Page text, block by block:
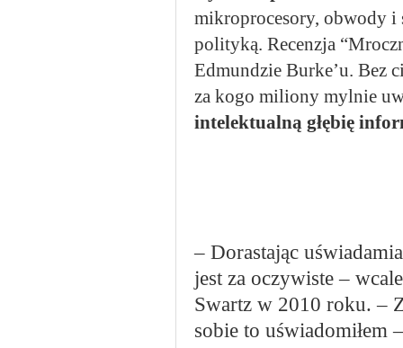
mikroprocesory, obwody i
polityką. Recenzja
Edmundzie Burke’u. Bez
za kogo miliony mylnie
intelektualną głębię
– Dorastając
jest za oczywiste –
Swartz w 2010 roku. –
sobie to uświadomiłem